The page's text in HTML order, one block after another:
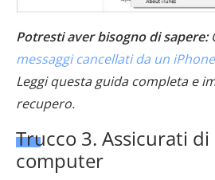
Potresti aver bisogno di sapere:
messaggi cancellati da un
Leggi questa guida completa e
recupero.
Trucco 3. Assicurati
computer